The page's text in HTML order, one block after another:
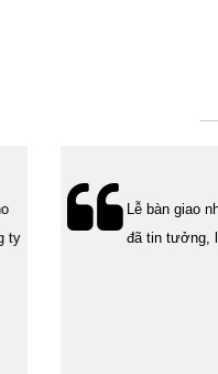
Lễ bàn giao nhà cho
đã tin tưởng, lựa chọn